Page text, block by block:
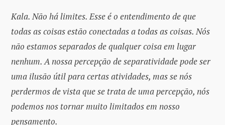
Kala. Não há limites. Esse é o entendimento de que
todas as coisas estão conectadas a todas as coisas. Nós
não estamos separados de qualquer coisa em lugar
nenhum. A nossa percepção de separatividade pode ser
uma ilusão útil para certas atividades, mas se nós
perdermos de vista que se trata de uma percepção, nós
podemos nos tornar muito limitados em nosso
pensamento.